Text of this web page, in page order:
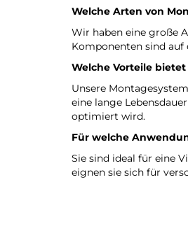
Welche Arten von
Wir haben eine große
Komponenten sind
Welche Vorteile
Unsere
eine lange
optimiert wird.
Für welche
Sie sind ideal für eine
eignen sie sich für